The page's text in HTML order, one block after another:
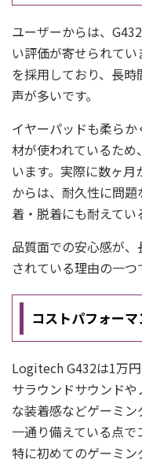
ユーザーからは、
い評価が寄せられて
を採用しており、長
声が多いです。
イヤーパッドも柔ら
材が使われているた
います。実際に数ヶ
からは、耐久性に問
着・脱着にも耐えてい
品質面での安心感が
されている理由の一つ
コストパフォー
Logitech G432は1万
サラウンドサウンド
な装着感などゲーミ
一通り備えている点で
特に初めてのゲーミ